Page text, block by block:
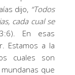
dijo, “Todos
cada cual se
En esas
Estamos a la
cuales son
que